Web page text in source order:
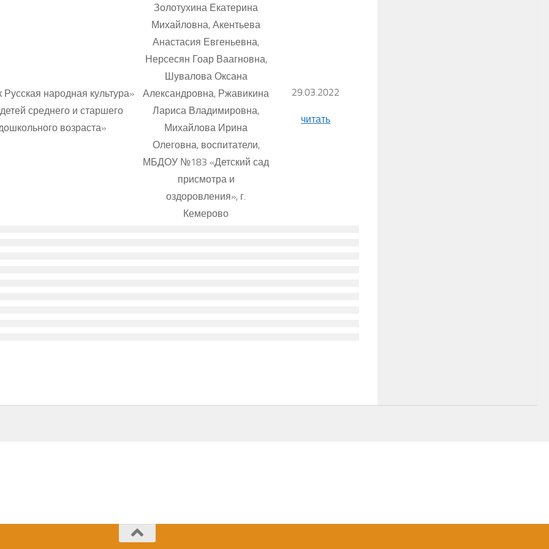
Русская народная культура»
среднего и старшего
возраста»
Золотухина Екатерина
Михайловна, Акентьева
Анастасия Евгеньевна,
Нерсесян Гоар Ваагновна,
Шувалова Оксана
Александровна, Ржавикина
Лариса Владимировна,
Михайлова Ирина
Олеговна, воспитатели,
МБДОУ №183 «Детский сад
присмотра и
оздоровления», г.
Кемерово
29.03.2022
читать